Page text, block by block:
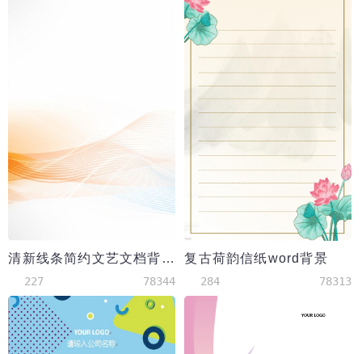
清新线条简约文艺文档背景word模板
227 78344
复古荷韵信纸word背景
284 78313